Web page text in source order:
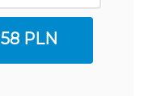
58 PLN